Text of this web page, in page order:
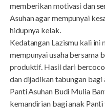
memberikan motivasi dan
Asuhan agar mempunyai
hidupnya kelak.
Kedatangan Lazismu kali ini
mempunyai usaha bersama
produktif. Hasil dari
dan dijadikan tabungan bagi
Panti Asuhan Budi Mulia
kemandirian bagi anak